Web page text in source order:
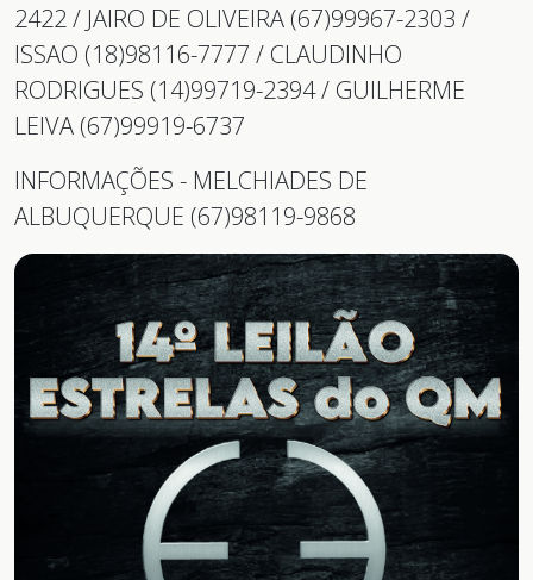
2422 / JAIRO DE OLIVEIRA (67)99967-2303 /
ISSAO (18)98116-7777 / CLAUDINHO
RODRIGUES (14)99719-2394 / GUILHERME
LEIVA (67)99919-6737
INFORMAÇÕES - MELCHIADES DE
ALBUQUERQUE (67)98119-9868